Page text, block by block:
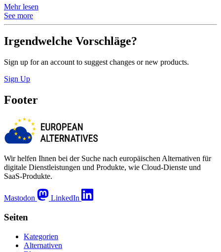
Mehr lesen
See more
Irgendwelche Vorschläge?
Sign up for an account to suggest changes or new products.
Sign Up
Footer
Wir helfen Ihnen bei der Suche nach europäischen Alternativen für
digitale Dienstleistungen und Produkte, wie Cloud-Dienste und
SaaS-Produkte.
Mastodon LinkedIn
Seiten
Kategorien
Alternativen